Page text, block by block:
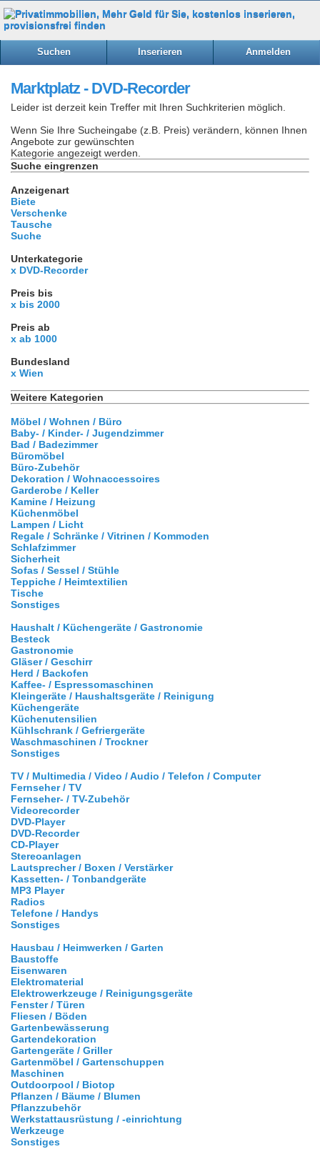
Suchen Inserieren Anmelden
Marktplatz - DVD-Recorder
Leider ist derzeit kein Treffer mit Ihren Suchkriterien möglich.
Wenn Sie Ihre Sucheingabe (z.B. Preis) verändern, können Ihnen
Angebote zur gewünschten
Kategorie angezeigt werden.
Suche eingrenzen
Anzeigenart
Biete
Verschenke
Tausche
Suche
Unterkategorie
x DVD-Recorder
Preis bis
x bis 2000
Preis ab
x ab 1000
Bundesland
x Wien
Weitere Kategorien
Möbel / Wohnen / Büro
Baby- / Kinder- / Jugendzimmer
Bad / Badezimmer
Büromöbel
Büro-Zubehör
Dekoration / Wohnaccessoires
Garderobe / Keller
Kamine / Heizung
Küchenmöbel
Lampen / Licht
Regale / Schränke / Vitrinen / Kommoden
Schlafzimmer
Sicherheit
Sofas / Sessel / Stühle
Teppiche / Heimtextilien
Tische
Sonstiges
Haushalt / Küchengeräte / Gastronomie
Besteck
Gastronomie
Gläser / Geschirr
Herd / Backofen
Kaffee- / Espressomaschinen
Kleingeräte / Haushaltsgeräte / Reinigung
Küchengeräte
Küchenutensilien
Kühlschrank / Gefriergeräte
Waschmaschinen / Trockner
Sonstiges
TV / Multimedia / Video / Audio / Telefon / Computer
Fernseher / TV
Fernseher- / TV-Zubehör
Videorecorder
DVD-Player
DVD-Recorder
CD-Player
Stereoanlagen
Lautsprecher / Boxen / Verstärker
Kassetten- / Tonbandgeräte
MP3 Player
Radios
Telefone / Handys
Sonstiges
Hausbau / Heimwerken / Garten
Baustoffe
Eisenwaren
Elektromaterial
Elektrowerkzeuge / Reinigungsgeräte
Fenster / Türen
Fliesen / Böden
Gartenbewässerung
Gartendekoration
Gartengeräte / Griller
Gartenmöbel / Gartenschuppen
Maschinen
Outdoorpool / Biotop
Pflanzen / Bäume / Blumen
Pflanzzubehör
Werkstattausrüstung / -einrichtung
Werkzeuge
Sonstiges